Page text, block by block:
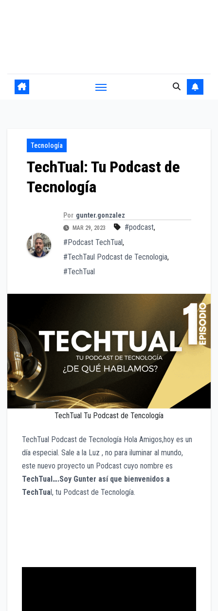
Tecnología
TechTual: Tu Podcast de
Tecnología
Por gunter.gonzalez
MAR 29, 2023 #podcast,
#Podcast TechTual,
#TechTaul Podcast de Tecnologia,
#TechTual
TechTual Tu Podcast de Tencología
TechTual Podcast de Tecnología Hola Amigos,hoy es un
día especial. Sale a la Luz , no para iluminar al mundo,
este nuevo proyecto un Podcast cuyo nombre es
TechTual….Soy Gunter así que bienvenidos a
TechTual, tu Podcast de Tecnología.